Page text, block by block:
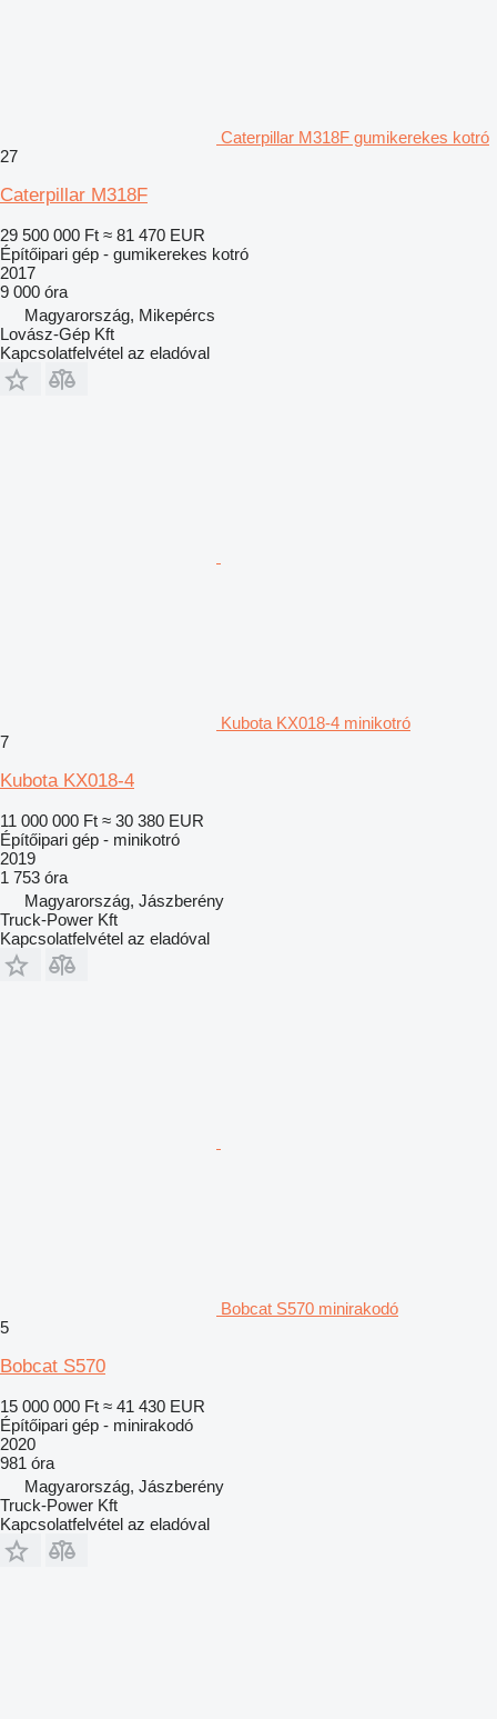
Caterpillar M318F gumikerekes kotró
27
Caterpillar M318F
29 500 000 Ft ≈ 81 470 EUR
Építőipari gép - gumikerekes kotró
2017
9 000 óra
Magyarország, Mikepércs
Lovász-Gép Kft
Kapcsolatfelvétel az eladóval
Kubota KX018-4 minikotró
7
Kubota KX018-4
11 000 000 Ft ≈ 30 380 EUR
Építőipari gép - minikotró
2019
1 753 óra
Magyarország, Jászberény
Truck-Power Kft
Kapcsolatfelvétel az eladóval
Bobcat S570 minirakodó
5
Bobcat S570
15 000 000 Ft ≈ 41 430 EUR
Építőipari gép - minirakodó
2020
981 óra
Magyarország, Jászberény
Truck-Power Kft
Kapcsolatfelvétel az eladóval